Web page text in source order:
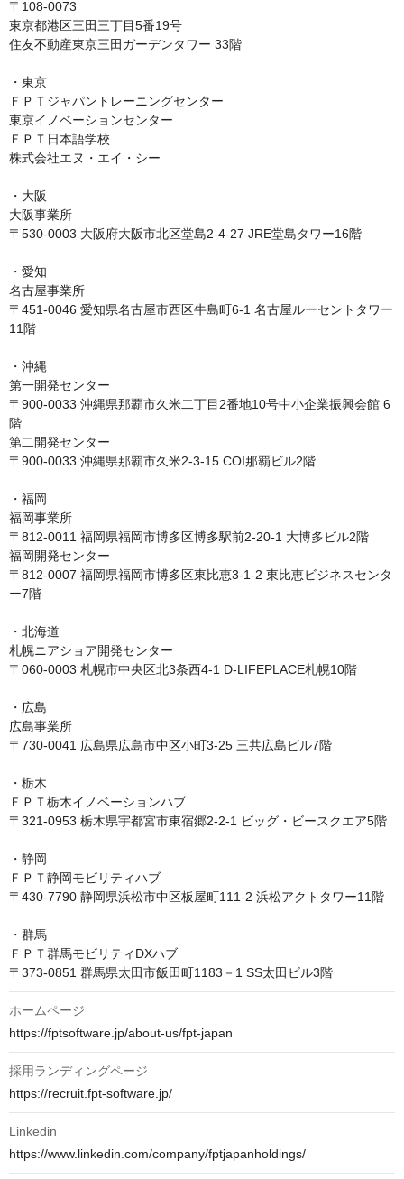
〒108-0073
東京都港区三田三丁目5番19号
住友不動産東京三田ガーデンタワー 33階
・東京
ＦＰＴジャパントレーニングセンター
東京イノベーションセンター
ＦＰＴ日本語学校
株式会社エヌ・エイ・シー
・大阪
大阪事業所
〒530-0003 大阪府大阪市北区堂島2-4-27 JRE堂島タワー16階
・愛知
名古屋事業所
〒451-0046 愛知県名古屋市西区牛島町6-1 名古屋ルーセントタワー
11階
・沖縄
第一開発センター
〒900-0033 沖縄県那覇市久米二丁目2番地10号中小企業振興会館 6
階
第二開発センター
〒900-0033 沖縄県那覇市久米2-3-15 COI那覇ビル2階
・福岡
福岡事業所
〒812-0011 福岡県福岡市博多区博多駅前2-20-1 大博多ビル2階
福岡開発センター
〒812-0007 福岡県福岡市博多区東比恵3-1-2 東比恵ビジネスセンタ
ー7階
・北海道
札幌ニアショア開発センター
〒060-0003 札幌市中央区北3条西4-1 D-LIFEPLACE札幌10階
・広島
広島事業所
〒730-0041 広島県広島市中区小町3-25 三共広島ビル7階
・栃木
ＦＰＴ栃木イノベーションハブ
〒321-0953 栃木県宇都宮市東宿郷2-2-1 ビッグ・ビースクエア5階
・静岡
ＦＰＴ静岡モビリティハブ
〒430-7790 静岡県浜松市中区板屋町111-2 浜松アクトタワー11階
・群馬
ＦＰＴ群馬モビリティDXハブ
ホームページ
https://fptsoftware.jp/about-us/fpt-japan
採用ランディングページ
https://recruit.fpt-software.jp/
Linkedin
https://www.linkedin.com/company/fptjapanholdings/